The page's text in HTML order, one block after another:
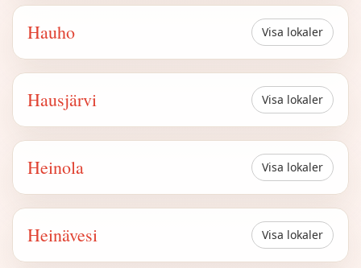
Hauho Visa lokaler
Hausjärvi Visa lokaler
Heinola Visa lokaler
Heinävesi Visa lokaler